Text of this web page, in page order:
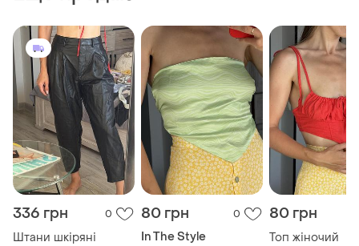
336 грн 0
Штани шкіряні
80 грн 0
In The Style
80 грн
Топ жіночий